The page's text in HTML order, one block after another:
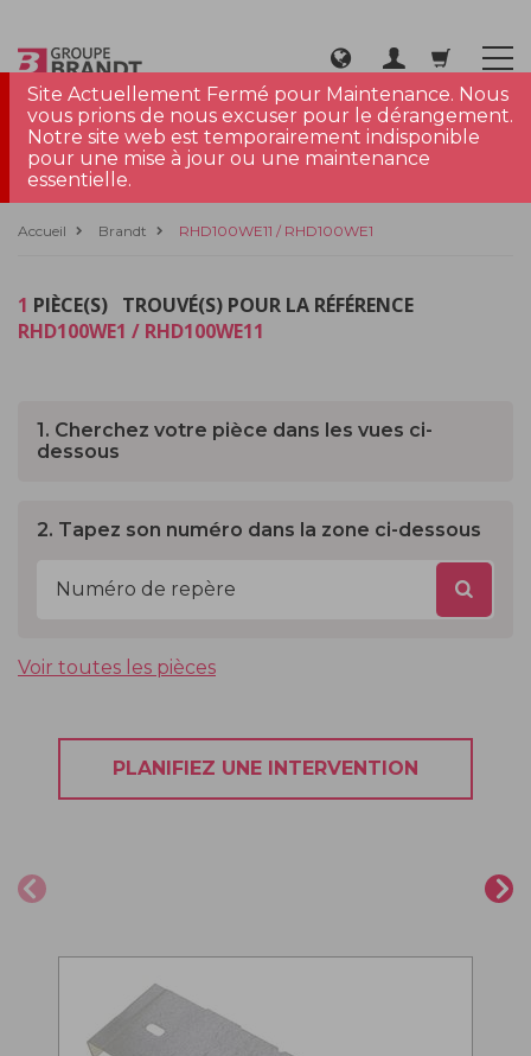
Site Actuellement Fermé pour Maintenance. Nous
vous prions de nous excuser pour le dérangement.
Notre site web est temporairement indisponible
pour une mise à jour ou une maintenance
essentielle.
Accueil Brandt RHD100WE11 / RHD100WE1
1 PIÈCE(S) TROUVÉ(S) POUR LA RÉFÉRENCE
RHD100WE1 / RHD100WE11
1. Cherchez votre pièce dans les vues ci-
dessous
2. Tapez son numéro dans la zone ci-dessous
Voir toutes les pièces
PLANIFIEZ UNE INTERVENTION